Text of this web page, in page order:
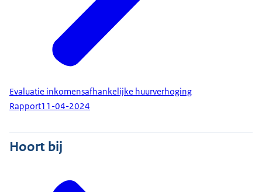
Evaluatie inkomensafhankelijke huurverhoging
Rapport11-04-2024
Hoort bij